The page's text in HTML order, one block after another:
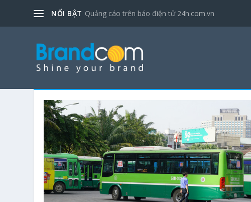
NỔI BẬT Quảng cáo trên báo điện tử 24h.com.vn